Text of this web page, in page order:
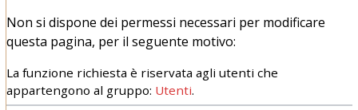
Non si dispone dei permessi necessari per modificare
questa pagina, per il seguente motivo:
La funzione richiesta è riservata agli utenti che
appartengono al gruppo: Utenti.